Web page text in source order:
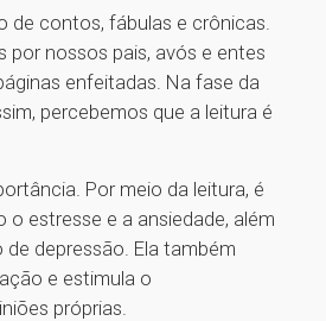
de contos, fábulas e crônicas.
nossos pais, avós e entes
enfeitadas. Na fase da
percebemos que a leitura é
Por meio da leitura, é
estresse e a ansiedade, além
depressão. Ela também
e estimula o
próprias.